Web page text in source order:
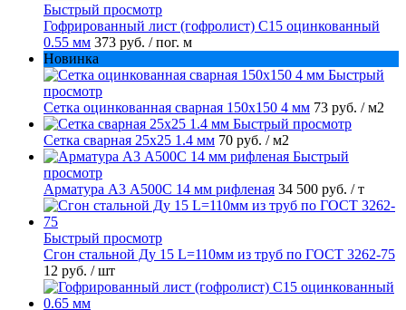
Быстрый просмотр
Гофрированный лист (гофролист) С15 оцинкованный
0.55 мм 373 руб. / пог. м
Новинка
Быстрый
просмотр
Сетка оцинкованная сварная 150х150 4 мм 73 руб. / м2
Быстрый просмотр
Сетка сварная 25х25 1.4 мм 70 руб. / м2
Быстрый
просмотр
Арматура А3 А500С 14 мм рифленая 34 500 руб. / т
Быстрый просмотр
Сгон стальной Ду 15 L=110мм из труб по ГОСТ 3262-75
12 руб. / шт